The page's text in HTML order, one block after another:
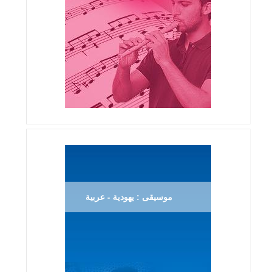
موسيقى : يهودية - عربية